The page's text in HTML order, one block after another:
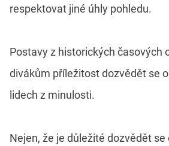
respektovat jiné úhly pohledu.
Postavy z historických časových
divákům příležitost dozvědět se
lidech z minulosti.
Nejen, že je důležité dozvědět